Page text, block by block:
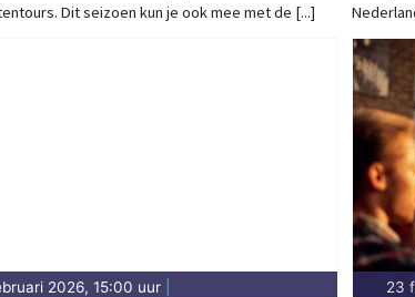
Dit seizoen kun je ook mee met de [...]
2026, 15:00 uur 23